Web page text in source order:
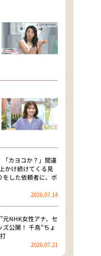
田×福井アナ
？」（news お
きょうの献立 何
り！シーズン２
サラダ
ライブ 正義の
カタチ～
しゃい！
「カヨコか？」間違
かけ続けてくる見
をした依頼者に、ポ
2026.07.14
元NHK女性アナ、セ
公開！ 千鳥“ちょ
2026.07.21